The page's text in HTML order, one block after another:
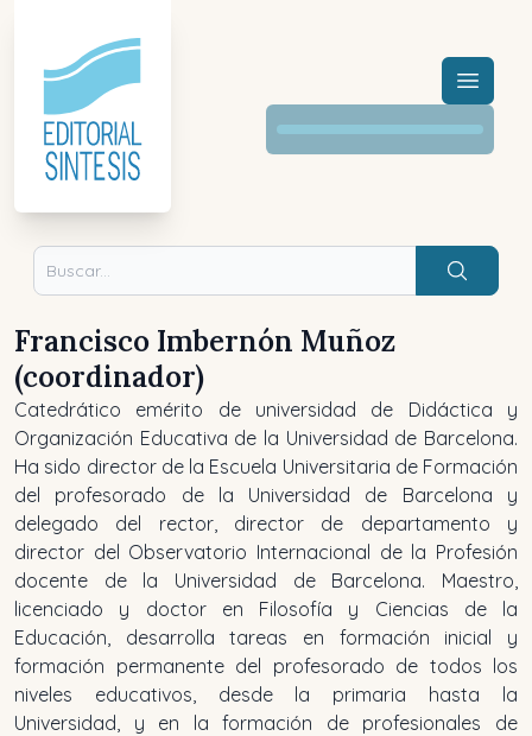
Menú
Buscar
Francisco Imbernón Muñoz
(coordinador)
Catedrático emérito de universidad de Didáctica y
Organización Educativa de la Universidad de Barcelona.
Ha sido director de la Escuela Universitaria de Formación
del profesorado de la Universidad de Barcelona y
delegado del rector, director de departamento y
director del Observatorio Internacional de la Profesión
docente de la Universidad de Barcelona. Maestro,
licenciado y doctor en Filosofía y Ciencias de la
Educación, desarrolla tareas en formación inicial y
formación permanente del profesorado de todos los
niveles educativos, desde la primaria hasta la
Universidad, y en la formación de profesionales de